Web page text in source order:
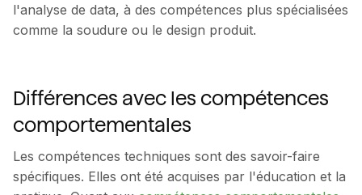
l'analyse de data, à des compétences plus spécialisées
comme la soudure ou le design produit.
Différences avec les compétences
comportementales
Les compétences techniques sont des savoir-faire
spécifiques. Elles ont été acquises par l'éducation et la